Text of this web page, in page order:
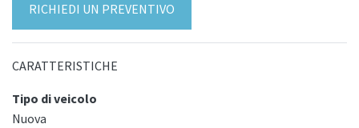
RICHIEDI UN PREVENTIVO
CARATTERISTICHE
Tipo di veicolo
Nuova